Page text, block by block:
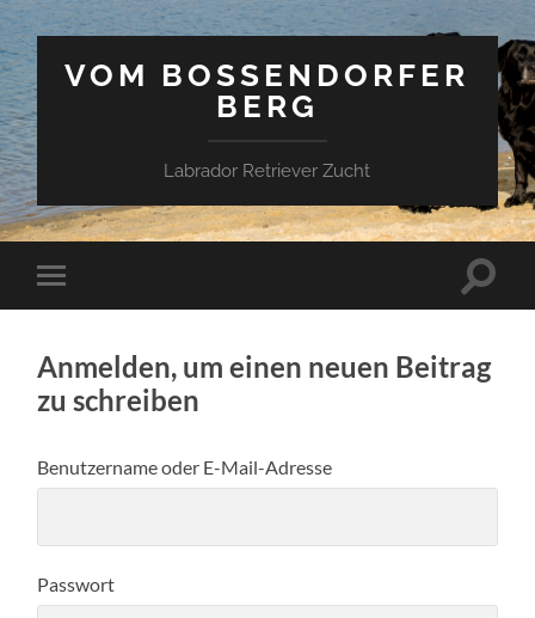
VOM BOSSENDORFER
BERG
Labrador Retriever Zucht
Mobile-
Menü
Anmelden, um einen neuen Beitrag
zu schreiben
Benutzername oder E-Mail-Adresse
Passwort